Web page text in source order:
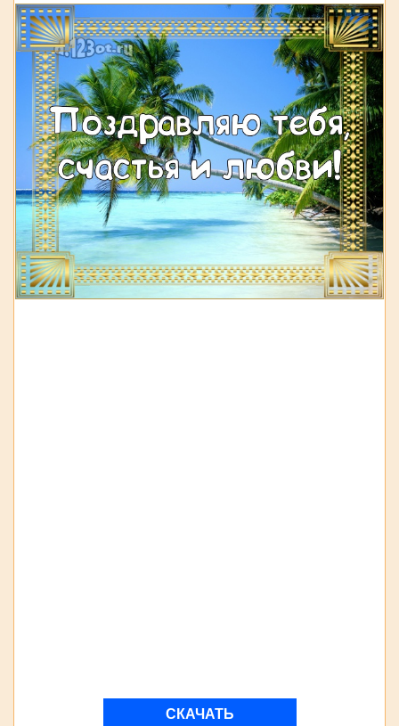
СКАЧАТЬ